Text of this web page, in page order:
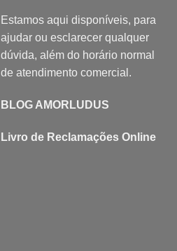
Estamos aqui disponíveis, para
ajudar ou esclarecer qualquer
dúvida, além do horário normal
de atendimento comercial.
BLOG AMORLUDUS
Livro de Reclamações Online